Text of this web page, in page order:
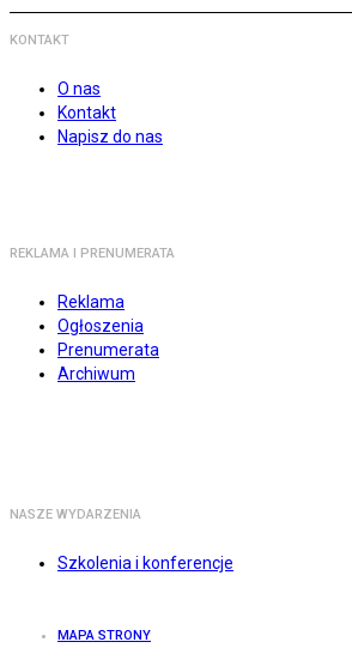
KONTAKT
O nas
Kontakt
Napisz do nas
REKLAMA I PRENUMERATA
Reklama
Ogłoszenia
Prenumerata
Archiwum
NASZE WYDARZENIA
Szkolenia i konferencje
MAPA STRONY